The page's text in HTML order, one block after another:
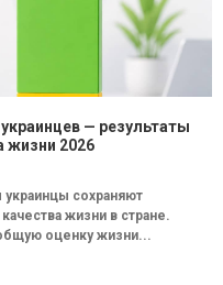
— результаты
жизни 2026
сохраняют
жизни в стране.
оценку жизни...